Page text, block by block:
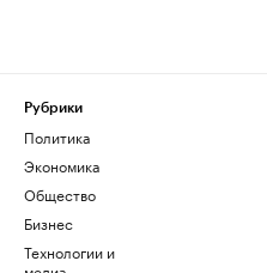
Рубрики
Политика
Экономика
Общество
Бизнес
Технологии и